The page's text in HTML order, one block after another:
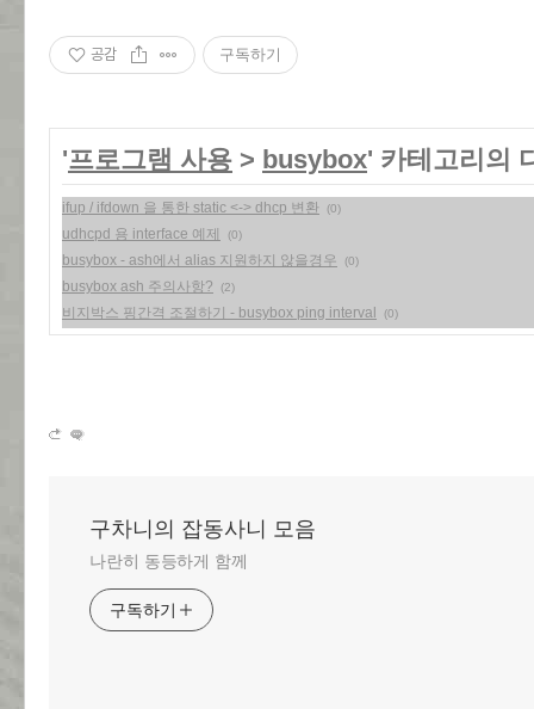
공감 구독하기
'프로그램 사용 > busybox' 카테고리의
ifup / ifdown 을 통한 static <-> dhcp 변환 (0)
udhcpd 용 interface 예제 (0)
busybox - ash에서 alias 지원하지 않을경우 (0)
busybox ash 주의사항? (2)
비지박스 핑간격 조절하기 - busybox ping interval (0)
구차니의 잡동사니 모음
나란히 동등하게 함께
구독하기